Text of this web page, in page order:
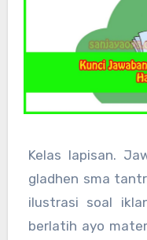
Kelas lapisan.
gladhen sma
ilustrasi soal
berlatih ayo